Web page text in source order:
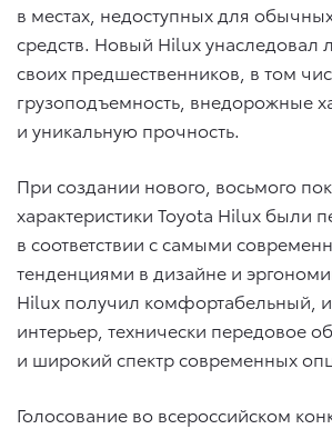
в местах, недоступных для
средств. Новый Hilux унаследовал
своих предшественников, в том
грузоподъемность, внедорожные
и уникальную прочность.
При создании нового, восьмого
характеристики Toyota Hilux были
в соответствии с самыми
тенденциями в дизайне и
Hilux получил комфортабельный,
интерьер, технически передовое
и широкий спектр современных
Голосование во всероссийском